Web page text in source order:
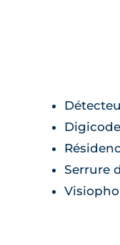
Digicode
Serrure